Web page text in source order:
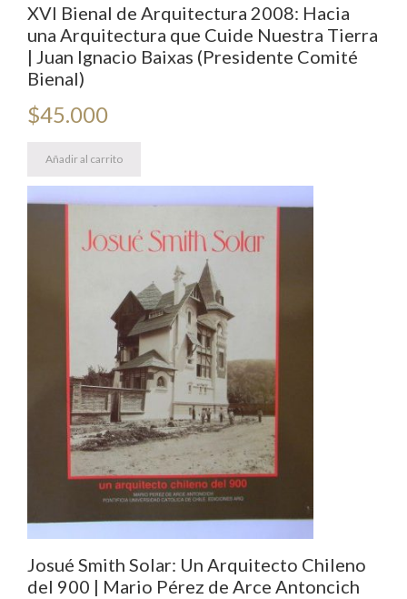
XVI Bienal de Arquitectura 2008: Hacia
una Arquitectura que Cuide Nuestra Tierra
| Juan Ignacio Baixas (Presidente Comité
Bienal)
$45.000
Añadir al carrito
Josué Smith Solar: Un Arquitecto Chileno
del 900 | Mario Pérez de Arce Antoncich